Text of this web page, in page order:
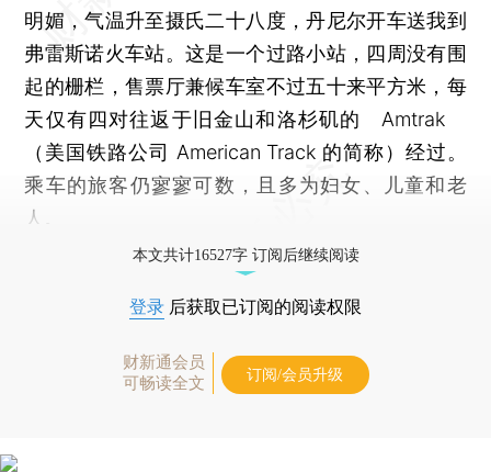
明媚，气温升至摄氏二十八度，丹尼尔开车送我到
弗雷斯诺火车站。这是一个过路小站，四周没有围
起的栅栏，售票厅兼候车室不过五十来平方米，每
天仅有四对往返于旧金山和洛杉矶的 Amtrak
（美国铁路公司 American Track 的简称）经过。
乘车的旅客仍寥寥可数，且多为妇女、儿童和老
人。
本文共计16527字 订阅后继续阅读
登录 后获取已订阅的阅读权限
财新通会员
可畅读全文
订阅/会员升级